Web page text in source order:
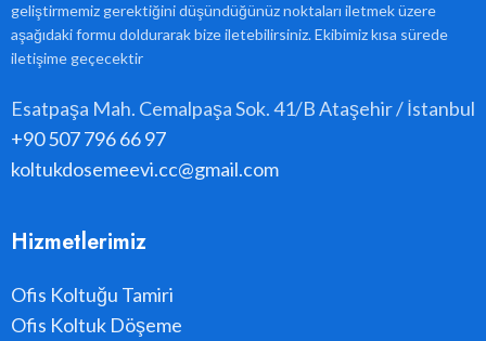
geliştirmemiz gerektiğini düşündüğünüz noktaları iletmek üzere
aşağıdaki formu doldurarak bize iletebilirsiniz. Ekibimiz kısa sürede
iletişime geçecektir
Esatpaşa Mah. Cemalpaşa Sok. 41/B Ataşehir / İstanbul
+90 507 796 66 97
koltukdosemeevi.cc@gmail.com
Hizmetlerimiz
Ofis Koltuğu Tamiri
Ofis Koltuk Döşeme